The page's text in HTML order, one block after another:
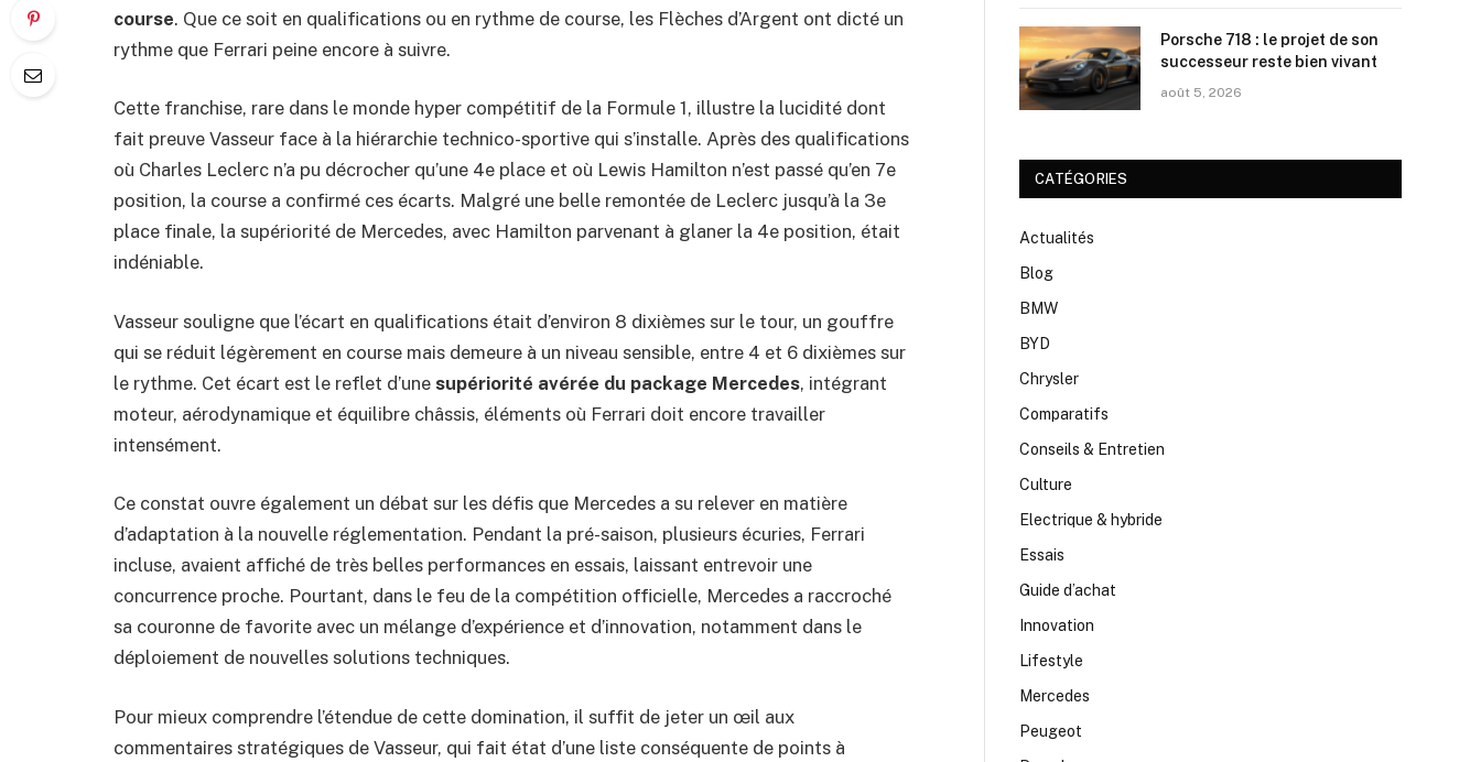
course. Que ce soit en qualifications ou en rythme de course, les Flèches d’Argent ont dicté un
rythme que Ferrari peine encore à suivre.
Cette franchise, rare dans le monde hyper compétitif de la Formule 1, illustre la lucidité dont
fait preuve Vasseur face à la hiérarchie technico-sportive qui s’installe. Après des qualifications
où Charles Leclerc n’a pu décrocher qu’une 4e place et où Lewis Hamilton n’est passé qu’en 7e
position, la course a confirmé ces écarts. Malgré une belle remontée de Leclerc jusqu’à la 3e
place finale, la supériorité de Mercedes, avec Hamilton parvenant à glaner la 4e position, était
indéniable.
Vasseur souligne que l’écart en qualifications était d’environ 8 dixièmes sur le tour, un gouffre
qui se réduit légèrement en course mais demeure à un niveau sensible, entre 4 et 6 dixièmes sur
le rythme. Cet écart est le reflet d’une supériorité avérée du package Mercedes, intégrant
moteur, aérodynamique et équilibre châssis, éléments où Ferrari doit encore travailler
intensément.
Ce constat ouvre également un débat sur les défis que Mercedes a su relever en matière
d’adaptation à la nouvelle réglementation. Pendant la pré-saison, plusieurs écuries, Ferrari
incluse, avaient affiché de très belles performances en essais, laissant entrevoir une
concurrence proche. Pourtant, dans le feu de la compétition officielle, Mercedes a raccroché
sa couronne de favorite avec un mélange d’expérience et d’innovation, notamment dans le
déploiement de nouvelles solutions techniques.
Pour mieux comprendre l’étendue de cette domination, il suffit de jeter un œil aux
commentaires stratégiques de Vasseur, qui fait état d’une liste conséquente de points à
Porsche 718 : le projet de son
successeur reste bien vivant
août 5, 2026
CATÉGORIES
Actualités
Blog
BMW
BYD
Chrysler
Comparatifs
Conseils & Entretien
Culture
Electrique & hybride
Essais
Guide d’achat
Innovation
Lifestyle
Mercedes
Peugeot